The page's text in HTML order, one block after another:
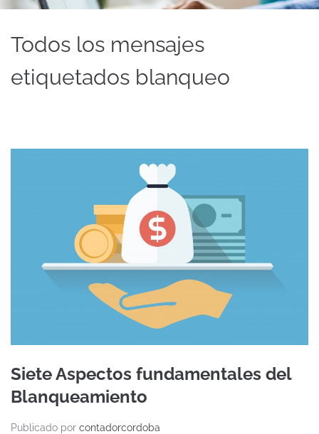
Todos los mensajes
etiquetados blanqueo
Siete Aspectos fundamentales del
Blanqueamiento
Publicado por contadorcordoba